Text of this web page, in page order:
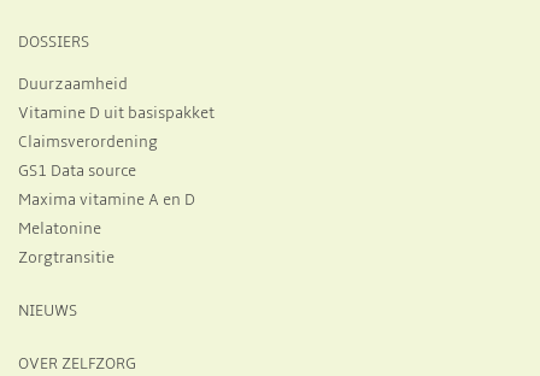
DOSSIERS
Duurzaamheid
Vitamine D uit basispakket
Claimsverordening
GS1 Data source
Maxima vitamine A en D
Melatonine
Zorgtransitie
NIEUWS
OVER ZELFZORG